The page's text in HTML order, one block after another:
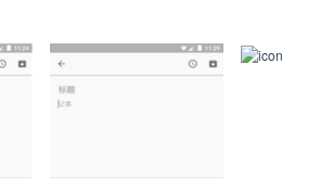
且Google拼音，他是全键盘的滑行输入，而且是360°
新速度也是实时的跟进，下载谷歌拼音让我们交流更
Market上的介绍，谷歌拼音输入法增加了对不同屏幕
HTC输入法、MOTO拼音手写输入法、Touchpal输入法